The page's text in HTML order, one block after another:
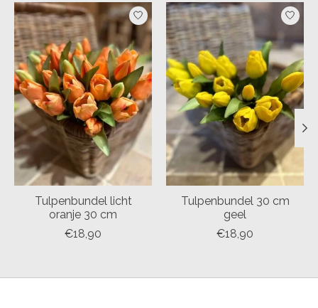
Items van productcarrousel
Tulpenbundel licht
oranje 30 cm
€18,90
Tulpenbundel 30 cm
geel
€18,90